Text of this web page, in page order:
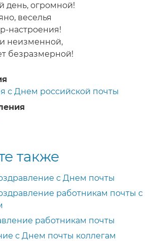
день, огромной!
веселья
настроения!
неизменной,
безразмерной!
с Днем российской почты
также
с Днем почты
работникам почты с
работникам почты
с Днем почты коллегам